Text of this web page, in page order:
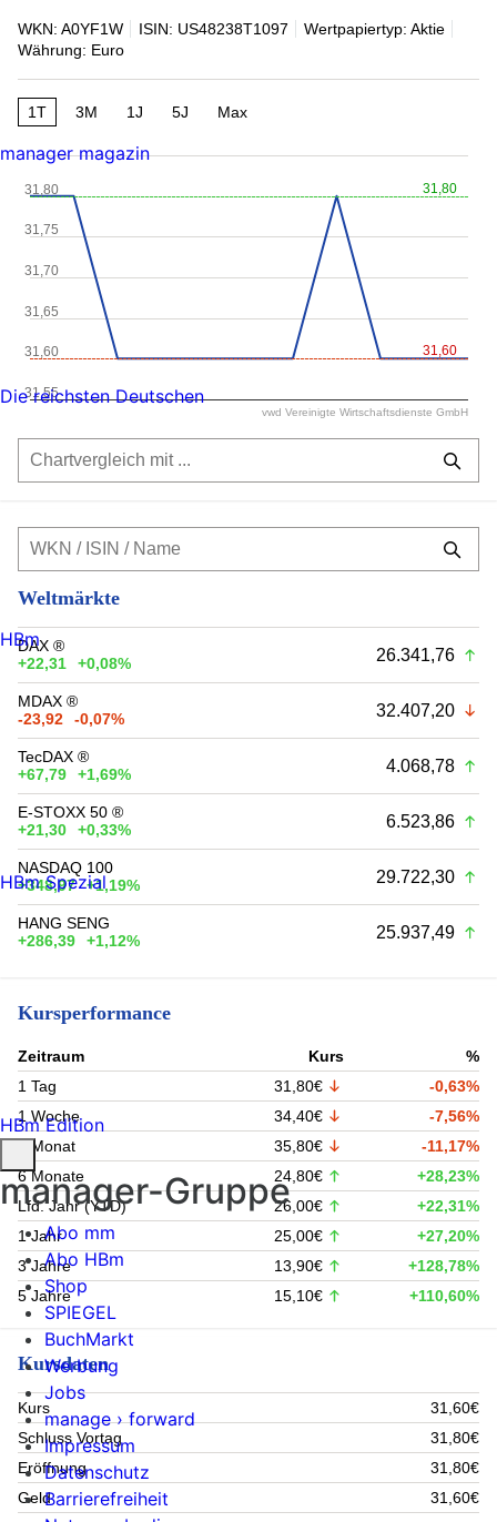
WKN: A0YF1W ISIN: US48238T1097
Wertpapiertyp: Aktie
Währung: Euro
1T 3M 1J 5J Max
31,80
31,60
31,60
31,70
31,80
31,55
31,65
31,75
vwd Vereinigte Wirtschaftsdienste GmbH
Weltmärkte
DAX ®
+22,31
+0,08% 26.341,76
MDAX ®
-23,92
-0,07% 32.407,20
TecDAX ®
+67,79
+1,69% 4.068,78
E-STOXX 50 ®
+21,30
+0,33% 6.523,86
NASDAQ 100
+348,97
+1,19% 29.722,30
HANG SENG
+286,39
+1,12% 25.937,49
Kursperformance
Zeitraum Kurs
%
1 Tag
31,80€
-0,63%
1 Woche
34,40€
-7,56%
1 Monat
35,80€
-11,17%
6 Monate
24,80€
+28,23%
Lfd. Jahr (YTD)
26,00€
+22,31%
1 Jahr
25,00€
+27,20%
3 Jahre
13,90€
+128,78%
5 Jahre
15,10€ +110,60%
Kursdaten
Kurs
31,60€
Schluss Vortag
31,80€
Eröffnung
31,80€
Geld
31,60€
manager magazin
Die reichsten Deutschen
HBm
HBm Spezial
HBm Edition
manager-Gruppe
Abo mm
Abo HBm
Shop
SPIEGEL
BuchMarkt
Werbung
Jobs
manage › forward
Impressum
Datenschutz
Barrierefreiheit